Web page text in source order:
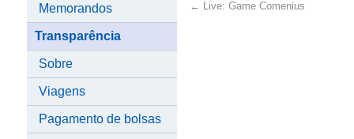
← Live: Game Comenius
Memorandos
Transparência
Sobre
Viagens
Pagamento de bolsas